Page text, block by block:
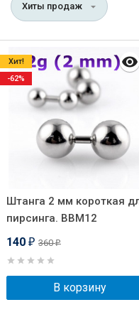
Хиты продаж
Штанга 2 мм короткая
пирсинга. BBM12
140 ₽ 360₽
В корзину
Хит!
-62%